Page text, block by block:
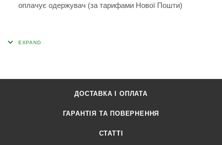
оплачує одержувач (за тарифами Нової Пошти)
ДОСТАВКА І ОПЛАТА
ГАРАНТІЯ ТА ПОВЕРНЕННЯ
СТАТТІ